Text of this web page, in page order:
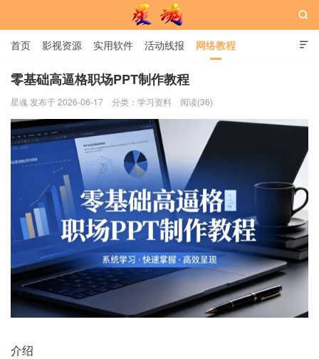
星魂网

首页 影视资源 实用软件 活动线报 网络教程
用户中心 书籍 娱乐

零基础高逼格职场PPT制作教程
星魂 发布于 2026-06-17 分类： 学习资料 阅读(36)
介绍